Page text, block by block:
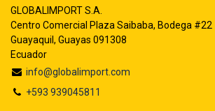
GLOBALIMPORT S.A.
Centro Comercial Plaza Saibaba, Bodega #22
Guayaquil, Guayas 091308
Ecuador
info@globalimport.com
+593 939045811